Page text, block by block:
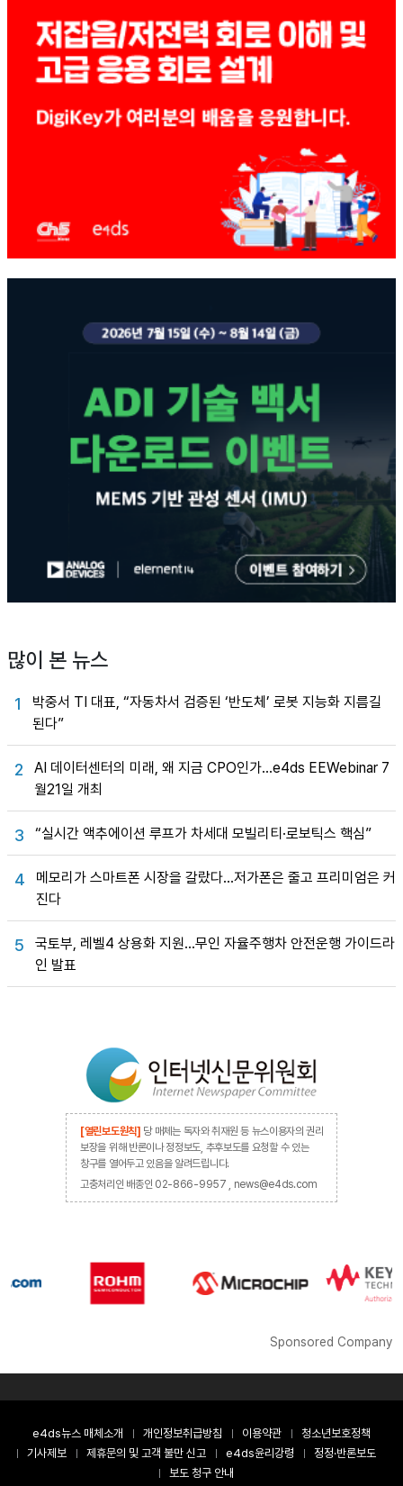
많이 본 뉴스
1
박중서 TI 대표, “자동차서 검증된 ‘반도체’ 로봇 지능화 지름길
된다”
2
AI 데이터센터의 미래, 왜 지금 CPO인가…e4ds EEWebinar 7
월21일 개최
3 “실시간 액추에이션 루프가 차세대 모빌리티·로보틱스 핵심”
4
메모리가 스마트폰 시장을 갈랐다…저가폰은 줄고 프리미엄은 커
진다
5
국토부, 레벨4 상용화 지원…무인 자율주행차 안전운행 가이드라
인 발표
[열린보도원칙] 당 매체는 독자와 취재원 등 뉴스이용자의 권리
보장을 위해 반론이나 정정보도, 추후보도를 요청할 수 있는
창구를 열어두고 있음을 알려드립니다.
고충처리인 배종인 02-866-9957 , news@e4ds.com
Sponsored Company
e4ds뉴스 매체소개 개인정보취급방침 이용약관
청소년보호정책
기사제보
제휴문의 및 고객 불만 신고 e4ds윤리강령
정정·반론보도
보도 청구 안내